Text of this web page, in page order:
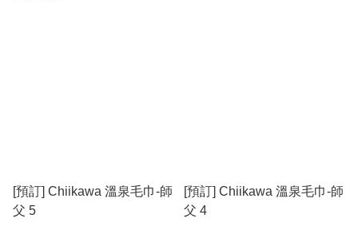
[預訂] Chiikawa 溫泉毛巾-師
父 5
[預訂] Chiikawa 溫泉毛巾-師
父 4